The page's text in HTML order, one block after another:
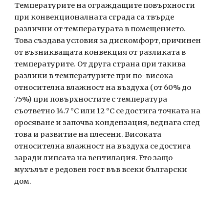
Температурите на ограждащите повърхности
при конвенционалната сграда са твърде
различни от температурата в помещението.
Това създава условия за дискомфорт, причинен
от възникващата конвекция от разликата в
температурите. От друга страна при такива
разлики в температурите при по-висока
относителна влажност на въздуха (от 60% до
75%) при повърхностите с температура
съответно 14.7 °C или 12 °C се достига точката на
оросяване и започва кондензация, веднага след
това и развитие на плесени. Високата
относителна влажност на въздуха се достига
заради липсата на вентилация. Ето защо
мухълът е редовен гост във всеки български
дом.